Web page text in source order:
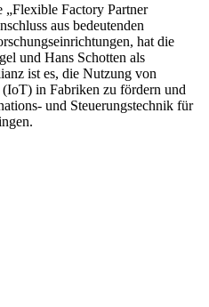
„Flexible Factory Partner
aus bedeutenden
hat die
und Hans Schotten als
ist es, die Nutzung von
in Fabriken zu fördern und
und Steuerungstechnik für